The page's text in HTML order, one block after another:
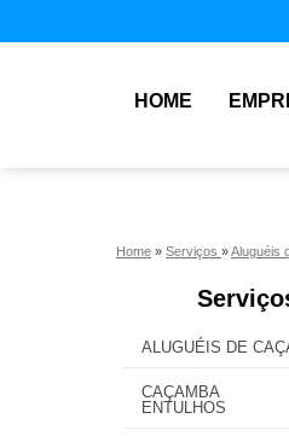
HOME
Home » Serviços »Aluguéis
ALUGUÉIS DE
CAÇAMBA
ENTULHOS